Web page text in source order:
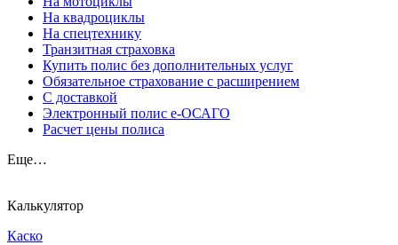
На квадроциклы
На спецтехнику
Транзитная страховка
Купить полис без дополнительных услуг
Обязательное страхование с расширением
С доставкой
Электронный полис е-ОСАГО
Расчет цены полиса
Еще…
Калькулятор
Каско